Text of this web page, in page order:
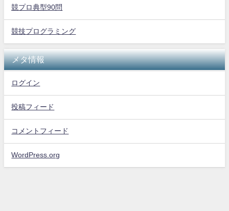
競プロ典型90問
競技プログラミング
メタ情報
ログイン
投稿フィード
コメントフィード
WordPress.org